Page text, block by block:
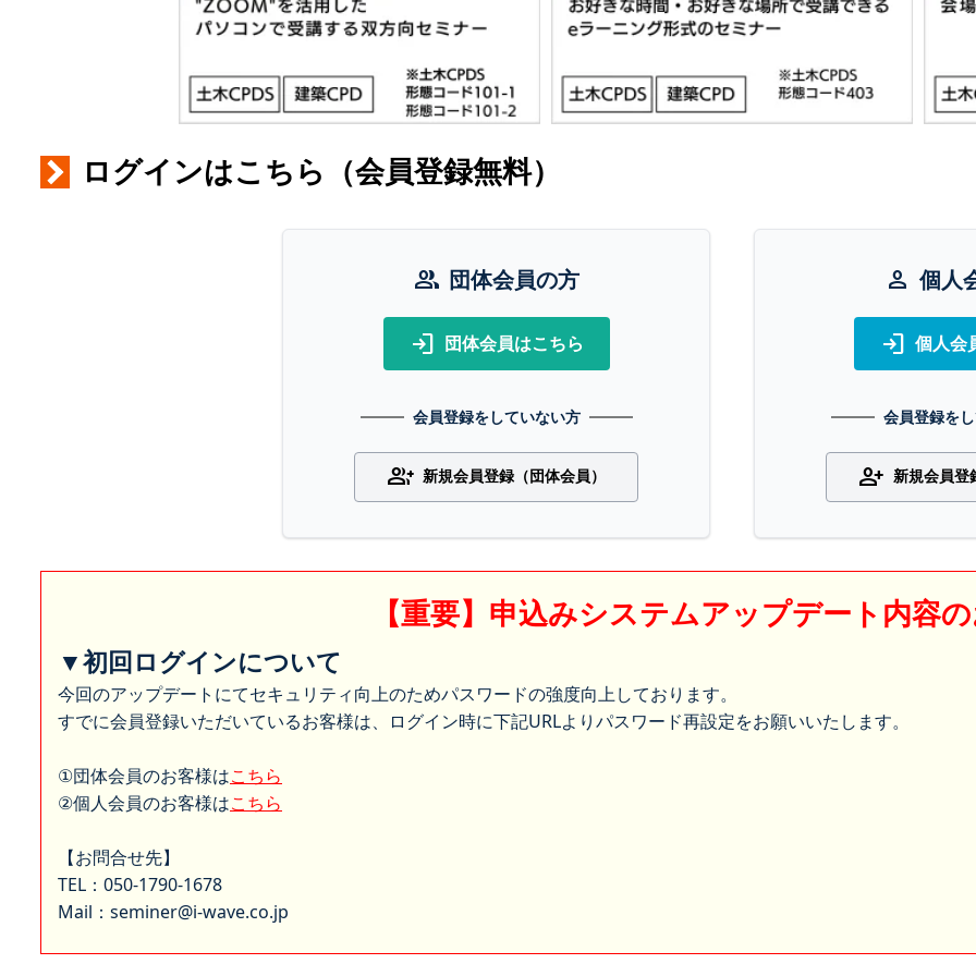
ログインはこちら（会員登録無料）
group 団体会員の方
login 団体会員はこちら
会員登録をしていない方
group_add 新規会員登録（団体会員）
person 個人
login 個人会
会員登録を
person_add 新規会員登
【重要】申込みシステムアップデート内容
▼初回ログインについて
今回のアップデートにてセキュリティ向上のためパスワードの強度向上しております。
すでに会員登録いただいているお客様は、ログイン時に下記URLよりパスワード再設定をお願いいたします。
①団体会員のお客様はこちら
②個人会員のお客様はこちら
【お問合せ先】
TEL：050-1790-1678
Mail：seminer@i-wave.co.jp